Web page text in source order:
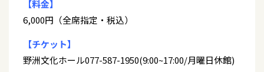
【料金】
6,000円（全席指定・税込）
【チケット】
野洲文化ホール077-587-1950(9:00~17:00/月曜日休館)